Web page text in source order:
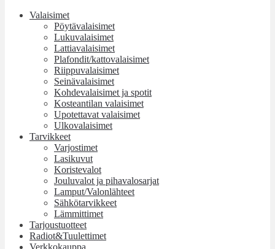
Valaisimet
Pöytävalaisimet
Lukuvalaisimet
Lattiavalaisimet
Plafondit/kattovalaisimet
Riippuvalaisimet
Seinävalaisimet
Kohdevalaisimet ja spotit
Kosteantilan valaisimet
Upotettavat valaisimet
Ulkovalaisimet
Tarvikkeet
Varjostimet
Lasikuvut
Koristevalot
Jouluvalot ja pihavalosarjat
Lamput/Valonlähteet
Sähkötarvikkeet
Lämmittimet
Tarjoustuotteet
Radiot&Tuulettimet
Verkkokauppa